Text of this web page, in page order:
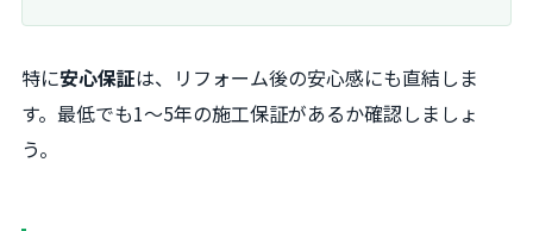
特に安心保証は、リフォーム後の安心感にも直結しま
す。最低でも1～5年の施工保証があるか確認しましょ
う。